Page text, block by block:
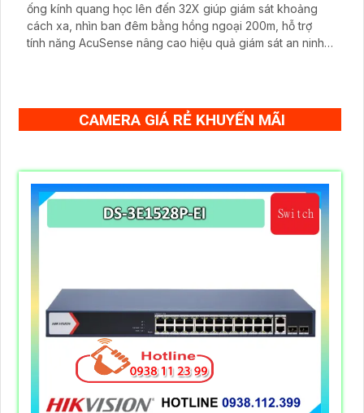
ống kính quang học lên đến 32X giúp giám sát khoảng
cách xa, nhìn ban đêm bằng hồng ngoại 200m, hỗ trợ
tính năng AcuSense nâng cao hiệu quả giám sát an ninh,
CAMERA GIÁ RẺ KHUYẾN MÃI